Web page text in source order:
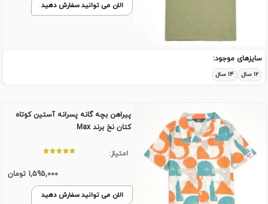
الان می توانید سفارش دهید
سایزهای موجود:
۱۲ سال ۱۴ سال
پیراهن بچه گانه پسرانه آستین کوتاه
کتان نخ برند Max
امتیاز:
1,595,000 تومان
الان می توانید سفارش دهید